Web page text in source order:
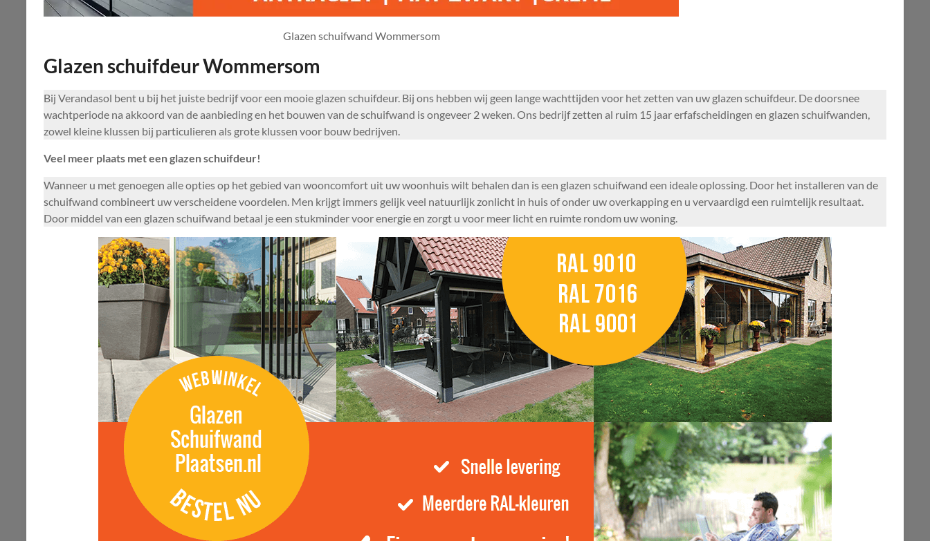
Glazen schuifwand Wommersom
Glazen schuifdeur Wommersom
Bij Verandasol bent u bij het juiste bedrijf voor een mooie glazen schuifdeur. Bij ons hebben wij geen lange wachttijden voor het zetten van uw glazen schuifdeur. De doorsnee
wachtperiode na akkoord van de aanbieding en het bouwen van de schuifwand is ongeveer 2 weken. Ons bedrijf zetten al ruim 15 jaar erfafscheidingen en glazen schuifwanden,
zowel kleine klussen bij particulieren als grote klussen voor bouw bedrijven.
Veel meer plaats met een glazen schuifdeur!
Wanneer u met genoegen alle opties op het gebied van wooncomfort uit uw woonhuis wilt behalen dan is een glazen schuifwand een ideale oplossing. Door het installeren van de
schuifwand combineert uw verscheidene voordelen. Men krijgt immers gelijk veel natuurlijk zonlicht in huis of onder uw overkapping en u vervaardigd een ruimtelijk resultaat.
Door middel van een glazen schuifwand betaal je een stukminder voor energie en zorgt u voor meer licht en ruimte rondom uw woning.